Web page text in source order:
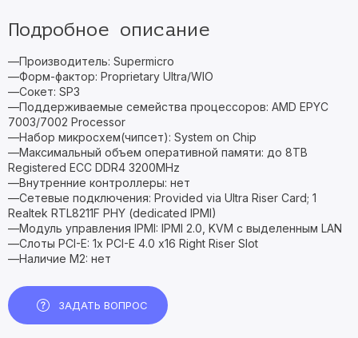
Подробное описание
—Производитель: Supermicro
—Форм-фактор: Proprietary Ultra/WIO
—Сокет: SP3
—Поддерживаемые семейства процессоров: AMD EPYC
7003/7002 Processor
—Набор микросхем(чипсет): System on Chip
—Максимальный объем оперативной памяти: до 8TB
Registered ECC DDR4 3200MHz
—Внутренние контроллеры: нет
—Сетевые подключения: Provided via Ultra Riser Card; 1
Realtek RTL8211F PHY (dedicated IPMI)
—Модуль управления IPMI: IPMI 2.0, KVM с выделенным LAN
—Слоты PCI-E: 1x PCI-E 4.0 x16 Right Riser Slot
—Наличие M2: нет
ЗАДАТЬ ВОПРОС